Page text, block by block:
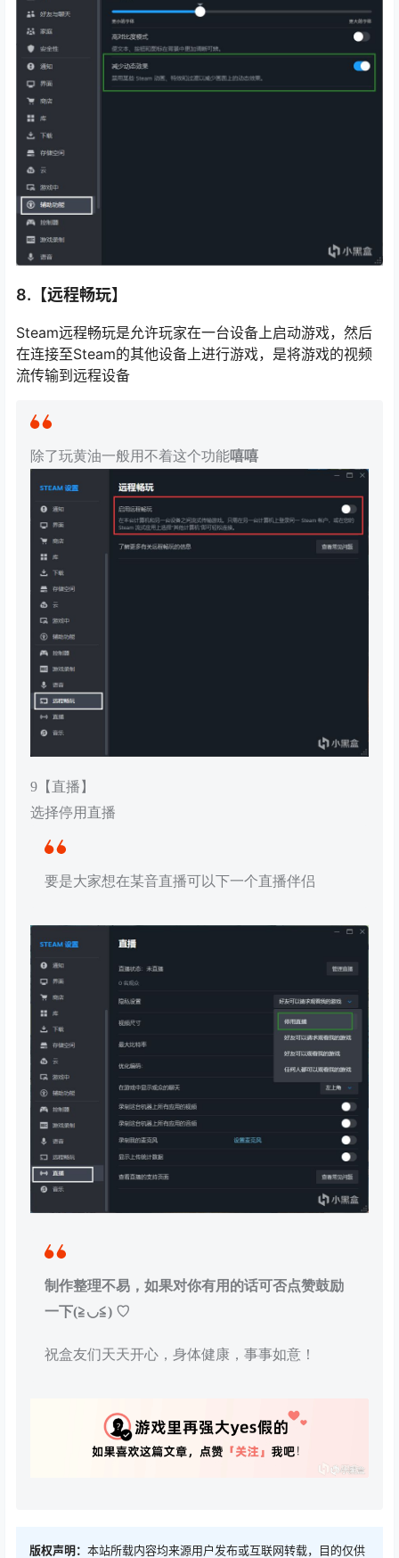
8.【远程畅玩】
Steam远程畅玩是允许玩家在一台设备上启动游戏，然后
在连接至Steam的其他设备上进行游戏，是将游戏的视频
流传输到远程设备
除了玩黄油一般用不着这个功能嘻嘻
9【直播】
选择停用直播
要是大家想在某音直播可以下一个直播伴侣
制作整理不易，如果对你有用的话可否点赞鼓励
一下(≧◡≦) ♡
祝盒友们天天开心，身体健康，事事如意！
版权声明： 本站所载内容均来源用户发布或互联网转载，目的仅供